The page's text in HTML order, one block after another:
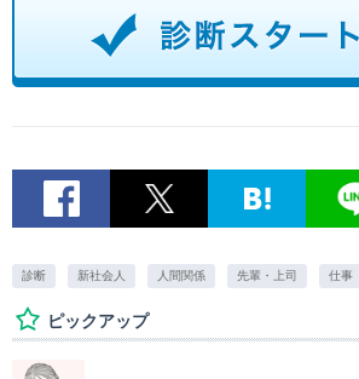
診断 新社会人 人間関係 先輩・上司 仕事
ピックアップ